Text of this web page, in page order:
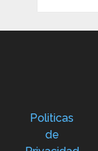
Politicas
de